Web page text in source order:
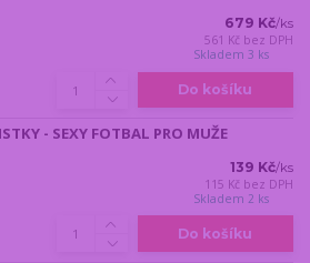
679 Kč/ks
561 Kč bez DPH
Skladem 3 ks
Do košíku
- SEXY FOTBAL PRO MUŽE
139 Kč/ks
115 Kč bez DPH
Skladem 2 ks
Do košíku